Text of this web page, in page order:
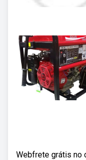
Webfrete grátis no